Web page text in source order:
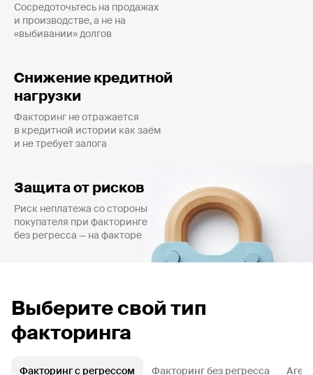
Сосредоточьтесь на продажах
и производстве, а не на
«выбивании» долгов
Снижение кредитной
нагрузки
Факторинг не отражается
в кредитной истории как заём
и не требует залога
Защита от рисков
Риск неплатежа со стороны
покупателя при факторинге
без регресса — на факторе
Выберите свой тип
факторинга
Факторинг с регрессом Факторинг без регресса